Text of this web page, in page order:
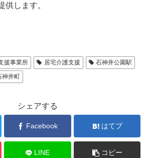
供します。
援事業所 居宅介護支援
石神井公園駅
神井町
シェアする
Facebook はてブ
LINE コピー